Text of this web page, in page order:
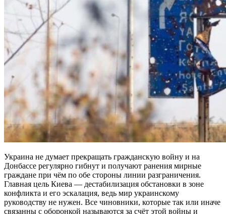
Украина не думает прекращать гражданскую войну и на
Донбассе регулярно гибнут и получают ранения мирные
граждане при чём по обе стороны линии разграничения.
Главная цель Киева — дестабилизация обстановки в зоне
конфликта и его эскалация, ведь мир украинскому
руководству не нужен. Все чиновники, которые так или иначе
связанны с оборонкой называются за счёт этой войны и